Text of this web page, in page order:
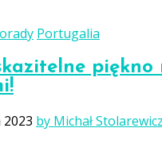
Portugalia
piękno
2023 by Michał Stolarewicz